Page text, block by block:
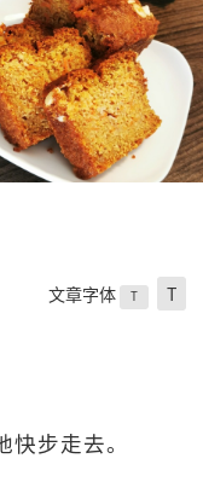
文章字体 T T
步走去。